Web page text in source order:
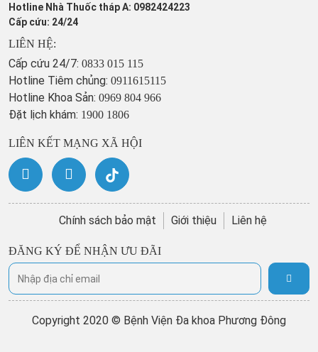
Hotline Nhà Thuốc tháp A: 0982424223
Cấp cứu: 24/24
LIÊN HỆ:
Cấp cứu 24/7: 0833 015 115
Hotline Tiêm chủng: 0911615115
Hotline Khoa Sản: 0969 804 966
Đặt lịch khám: 1900 1806
LIÊN KẾT MẠNG XÃ HỘI
Chính sách bảo mật Giới thiệu Liên hệ
ĐĂNG KÝ ĐỂ NHẬN ƯU ĐÃI
Copyright 2020 © Bệnh Viện Đa khoa Phương Đông